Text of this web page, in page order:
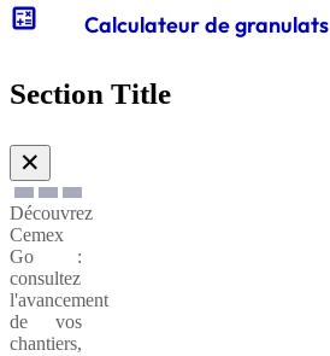
calculate Calculateur de granulats
Section Title
✕
Découvrez
Cemex
Go :
consultez
l'avancement
de vos
chantiers,